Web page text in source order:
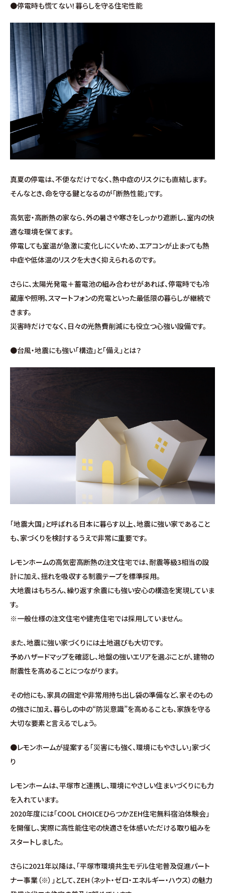
∟自由設計・高性能住宅『AUCA』
∟自由設計・高断熱仕様住宅『MODERATE』
∟規格型・高性能住宅『Waffle』
宿泊型モデルハウス
∟宿泊体験予約
∟ご宿泊体験者フォト
分譲情報
∟新規分譲住宅
∟土地分譲
企業情報・アクセス
∟スタッフ紹介
∟総合お問い合わせ
∟資料請求
∟来場予約
●停電時も慌てない！暮らしを守る住宅性能
真夏の停電は、不便なだけでなく、熱中症のリスクにも直結します。
そんなとき、命を守る鍵となるのが「断熱性能」です。
高気密・高断熱の家なら、外の暑さや寒さをしっかり遮断し、室内の快
適な環境を保てます。
停電しても室温が急激に変化しにくいため、エアコンが止まっても熱
中症や低体温のリスクを大きく抑えられるのです。
さらに、太陽光発電＋蓄電池の組み合わせがあれば、停電時でも冷
蔵庫や照明、スマートフォンの充電といった最低限の暮らしが継続で
きます。
災害時だけでなく、日々の光熱費削減にも役立つ心強い設備です。
●台風・地震にも強い「構造」と「備え」とは？
「地震大国」と呼ばれる日本に暮らす以上、地震に強い家であること
も、家づくりを検討するうえで非常に重要です。
レモンホームの高気密高断熱の注文住宅では、耐震等級3相当の設
計に加え、揺れを吸収する制震テープを標準採用。
大地震はもちろん、繰り返す余震にも強い安心の構造を実現していま
す。
※一般仕様の注文住宅や建売住宅では採用していません。
また、地震に強い家づくりには土地選びも大切です。
予めハザードマップを確認し、地盤の強いエリアを選ぶことが、建物の
耐震性を高めることにつながります。
その他にも、家具の固定や非常用持ち出し袋の準備など、家そのもの
の強さに加え、暮らしの中の“防災意識”を高めることも、家族を守る
大切な要素と言えるでしょう。
●レモンホームが提案する「災害にも強く、環境にもやさしい」家づく
り
レモンホームは、平塚市と連携し、環境にやさしい住まいづくりにも力
を入れています。
2020年度には「COOL CHOICEひらつかZEH住宅無料宿泊体験会」
を開催し、実際に高性能住宅の快適さを体感いただける取り組みを
スタートしました。
さらに2021年以降は、「平塚市環境共生モデル住宅普及促進パート
ナー事業（※）」として、ZEH（ネット・ゼロ・エネルギー・ハウス）の魅力